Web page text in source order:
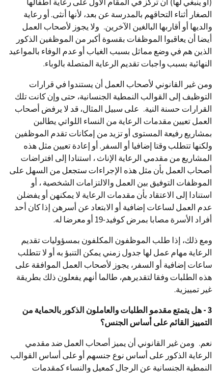
الصغار أثناء التحاقهم بالمدرسة عن بعد، لأنها أنثى. أو رعاية
والديها أو أقاربها البالغين الآخرين. ولا يجوز لأصحاب العمل
أيضا أن يعاقبوا الموظفات بقسوة أكبر من الموظفين الذكور
الذين هم في وضع مماثل بسبب الغياب أو عدم الوفاء بالمواعيد
النهائية بسبب واجبات تقديم الرعاية المتصلة بالوباء.
ومن غير القانوني لأصحاب العمل أن يستندوا في قرارات
التوظيف إلى القوالب النمطية الجنسانية، حتى وإن كانت تلك
القرارات حسنة النية. على سبيل المثال، قد لا يرفض أصحاب
العمل تعيين مقدمات الرعاية من النساء اللواتي يطالبن
بمشاريع رفيعة المستوى أو تزيد من إمكانات تقدم الموظفين
ولكنها تتطلب وقتا إضافيا أو السفر. أو إعادة تعيين مثل هذه
المشاريع من مقدمي الرعاية الإناث ، استنادا إلى افتراضات
أصحاب العمل بأن مثل هذه الإجراءات ستجعل من السهل على
الموظفات التوفيق بين العمل والالتزامات الشخصية ، أو
استنادا إلى الاعتقاد بأن مقدمات الرعاية لا يمكنهن أو يفضلن
عدم العمل لساعات إضافية أو الابتعاد عن أسرهن إذا كان أحد
أفراد الأسرة مصابا بمرض كوفيد-19 أو معرضا له.
ومع ذلك، إذا طلب الموظفون المكلفون بمسؤوليات تقديم
الرعاية مهام عمل لها جدول زمني يمكن التنبؤ به أو لا تتطلب
ساعات إضافية أو السفر، يجوز لأصحاب العمل الموافقة على
هذه الطلبات وفقا لتقديرهم، طالما أنهم يفعلون ذلك بطريقة
غير تمييزية.
3 - هل يتمتع مقدمو الطلبات والعاملون الذكور بالحماية من
التمييز القائم على أساس الجنس؟
نعم. ومن غير القانوني أن يميز أصحاب العمل ضد مقدمي
الرعاية الذكور على أساس نوع جنسهم أو على أساس القوالب
النمطية الجنسانية عن الرجال كمعيل والنساء كمقدمات